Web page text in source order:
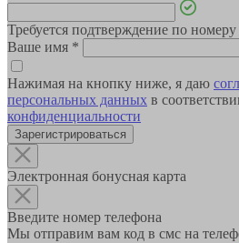
Требуется подтверждение по номеру
Ваше имя *
Нажимая на кнопку ниже, я даю
персональных данных в
конфиденциальности
Зарегистрироваться
Электронная бонусная карта
Введите номер телефона
Мы отправим вам код в смс на